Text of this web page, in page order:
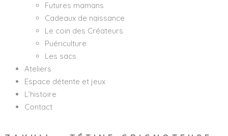
Futures mamans
Cadeaux de naissance
Le coin des Créateurs
Puériculture
Les sacs
Ateliers
Espace détente et jeux
L’histoire
Contact